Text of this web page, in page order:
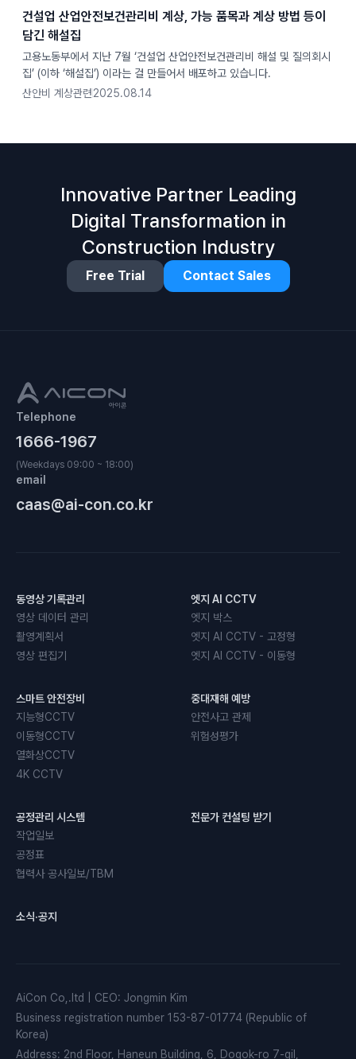
건설업 산업안전보건관리비 계상, 가능 품목과 계상 방법 등이
담긴 해설집
고용노동부에서 지난 7월 ‘건설업 산업안전보건관리비 해설 및 질의회시
집’ (이하 ‘해설집’) 이라는 걸 만들어서 배포하고 있습니다.
산안비 계상관련2025.08.14
Innovative Partner Leading
Digital Transformation in
Construction Industry
Free Trial Contact Sales
Telephone
1666-1967
(Weekdays 09:00 ~ 18:00)
email
caas@ai-con.co.kr
동영상 기록관리
영상 데이터 관리
촬영계획서
영상 편집기
엣지 AI CCTV
엣지 박스
엣지 AI CCTV - 고정형
엣지 AI CCTV - 이동형
스마트 안전장비
지능형CCTV
이동형CCTV
열화상CCTV
4K CCTV
중대재해 예방
안전사고 관제
위험성평가
공정관리 시스템
작업일보
공정표
협력사 공사일보/TBM
전문가 컨설팅 받기
소식·공지
AiCon Co,.ltd CEO: Jongmin Kim
Business registration number 153-87-01774 (Republic of
Korea)
Address: 2nd Floor, Haneun Building, 6, Dogok-ro 7-gil,